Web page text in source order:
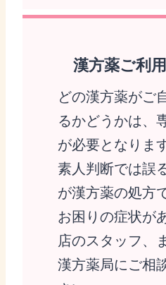
漢方薬ご利
どの漢方薬がご
るかどうかは、
が必要となります
素人判断では誤
が漢方薬の処方
お困りの症状が
店のスタッフ、
漢方薬局にご相